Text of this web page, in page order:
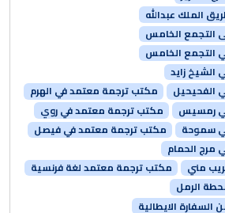
الملك عبدالله
التجمع الخامس
التجمع الخامس
زايد
الفحيحيل
مكتب ترجمة معتمد في الهرم
رمسيس
مكتب ترجمة معتمد في روي
سموحة
مكتب ترجمة معتمد في فيصل
مرج الحمام
مني
مكتب ترجمة معتمد لغة فرنسية
الرمل
الايطالية